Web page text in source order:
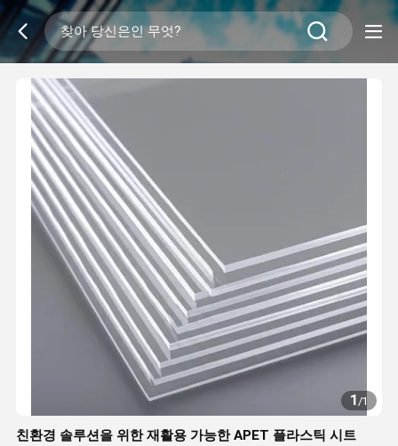
1/1
친환경 솔루션을 위한 재활용 가능한 APET 플라스틱 시트